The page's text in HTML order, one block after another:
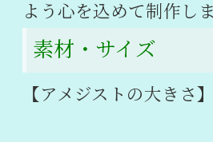
よう心を込めて制作し
素材・サイズ
【アメジストの大きさ】